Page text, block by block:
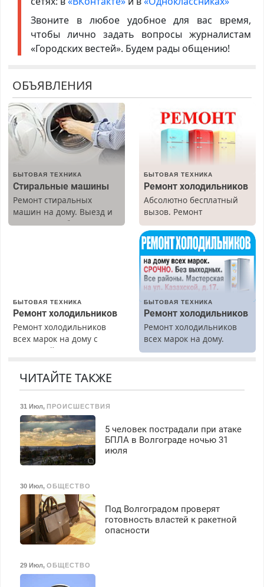
Звоните в любое удобное для вас время,
чтобы лично задать вопросы журналистам
«Городских вестей». Будем рады общению!
ОБЪЯВЛЕНИЯ
БЫТОВАЯ ТЕХНИКА
Стиральные машины
Ремонт стиральных
машин на дому. Выезд и
диагностика бесплатно.
БЫТОВАЯ ТЕХНИКА
Ремонт холодильников
Абсолютно бесплатный
вызов. Ремонт
холодильников всех
марок на дому, с
гарантией. Все р-ны.
Срочно. Без выходных.
Пенсионерам – скидки до
40%. Мастер со стажем.
БЫТОВАЯ ТЕХНИКА
Ремонт холодильников
Ремонт холодильников
всех марок на дому с
гарантией. Замена
Недорого. Без выходных.
БЫТОВАЯ ТЕХНИКА
Ремонт холодильников
Ремонт холодильников
всех марок на дому.
ЧИТАЙТЕ ТАКЖЕ
31 Июл, ПРОИСШЕСТВИЯ
5 человек пострадали при атаке
БПЛА в Волгограде ночью 31
июля
30 Июл, ОБЩЕСТВО
Под Волгоградом проверят
готовность властей к ракетной
опасности
29 Июл, ОБЩЕСТВО